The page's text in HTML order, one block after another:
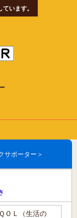
います。
サポーター＞
ＯＬ（生活の